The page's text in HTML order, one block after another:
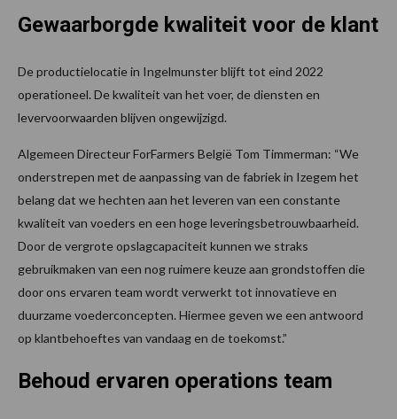
Gewaarborgde kwaliteit voor de klant
De productielocatie in Ingelmunster blijft tot eind 2022
operationeel. De kwaliteit van het voer, de diensten en
levervoorwaarden blijven ongewijzigd.
Algemeen Directeur ForFarmers België Tom Timmerman: “We
onderstrepen met de aanpassing van de fabriek in Izegem het
belang dat we hechten aan het leveren van een constante
kwaliteit van voeders en een hoge leveringsbetrouwbaarheid.
Door de vergrote opslagcapaciteit kunnen we straks
gebruikmaken van een nog ruimere keuze aan grondstoffen die
door ons ervaren team wordt verwerkt tot innovatieve en
duurzame voederconcepten. Hiermee geven we een antwoord
op klantbehoeftes van vandaag en de toekomst.”
Behoud ervaren operations team